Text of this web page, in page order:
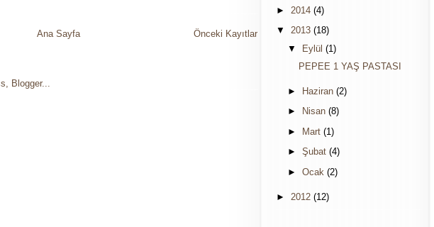
Önceki Kayıtlar
Ana Sayfa
► 2014 (4)
▼ 2013 (18)
▼ Eylül (1)
PEPEE 1 YAŞ PASTASI
► Haziran (2)
►
Nisan (8)
►
Mart (1)
► Şubat (4)
► Ocak (2)
► 2012 (12)